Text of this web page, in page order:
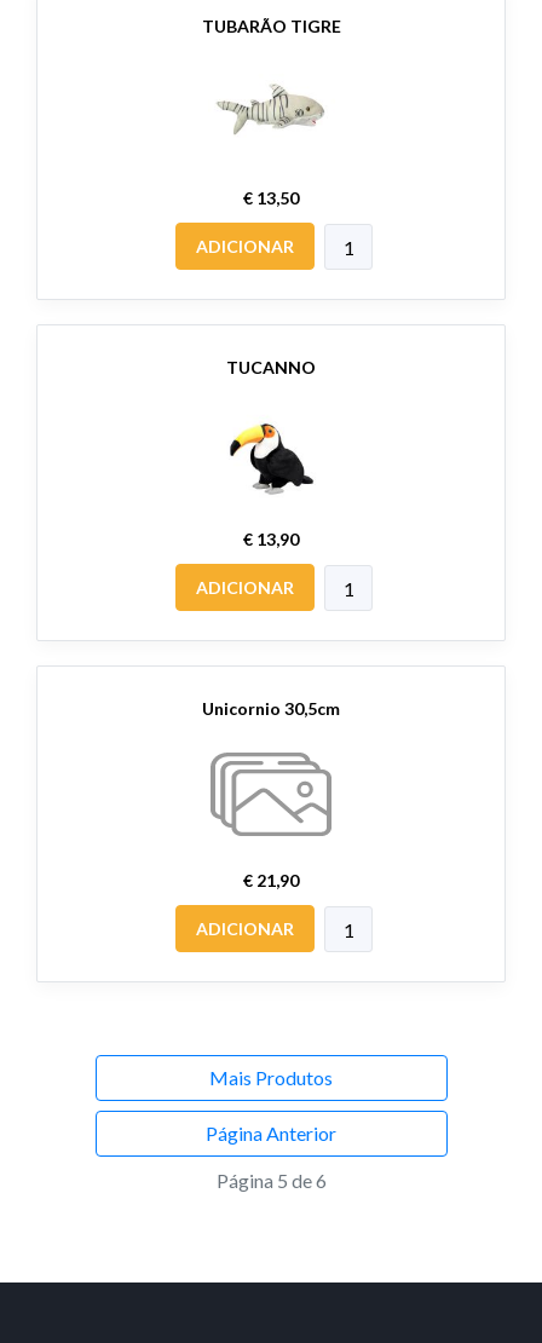
TUBARÃO TIGRE
€ 13,50
ADICIONAR
TUCANNO
€ 13,90
ADICIONAR
Unicornio 30,5cm
€ 21,90
ADICIONAR
Mais Produtos
Página Anterior
Página 5 de 6